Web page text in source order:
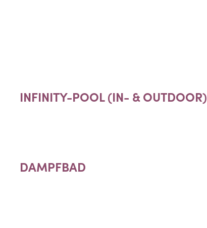
INFINITY-POOL (IN- & OUTDOOR)
DAMPFBAD